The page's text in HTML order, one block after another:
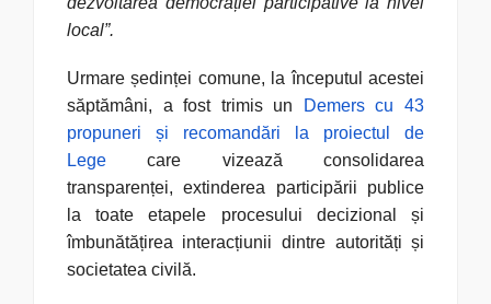
local”.
Urmare ședinței comune, la începutul acestei
săptămâni, a fost trimis un
Demers cu 43
propuneri și recomandări la proiectul de
Legecare vizează consolidarea
transparenței, extinderea participării publice
la toate etapele procesului decizional și
îmbunătățirea interacțiunii dintre autorități și
societatea civilă.